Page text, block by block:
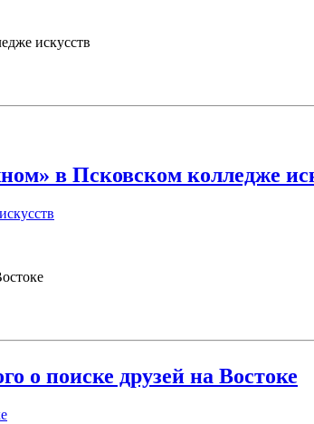
искусств
в Псковском колледже
о поиске друзей на Востоке